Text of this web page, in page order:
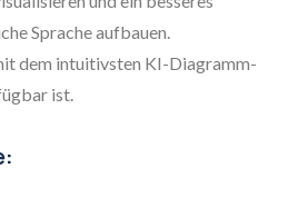
Sprache aufbauen.
dem intuitivsten KI-Diagramm-
ist.